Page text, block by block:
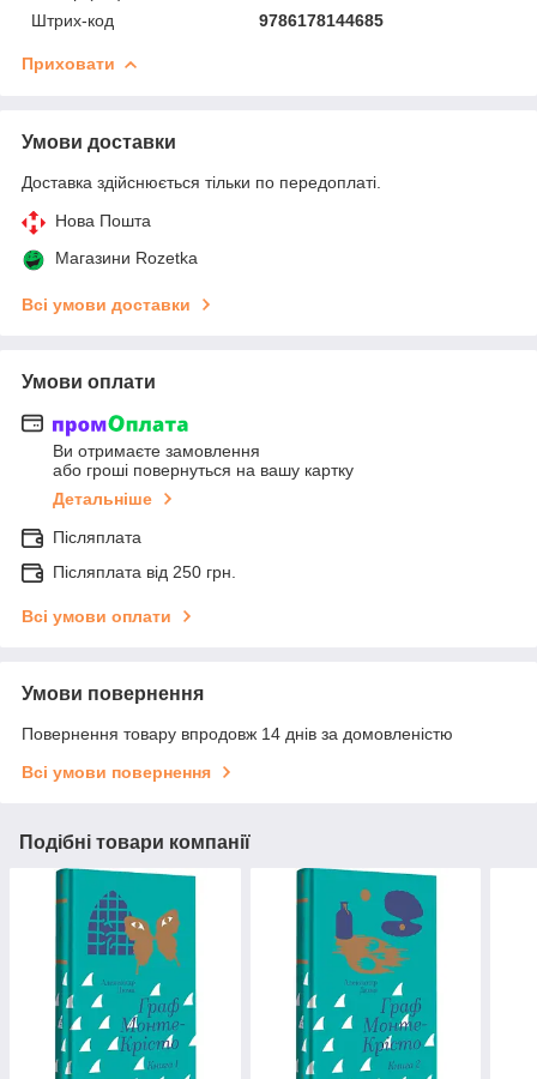
Штрих-код
9786178144685
Приховати
Умови доставки
Доставка здійснюється тільки по передоплаті.
Нова Пошта
Магазини Rozetka
Всі умови доставки
Умови оплати
Ви отримаєте замовлення
або гроші повернуться на вашу картку
Детальніше
Післяплата
Післяплата від 250 грн.
Всі умови оплати
Умови повернення
Повернення товару впродовж 14 днів за домовленістю
Всі умови повернення
Подібні товари компанії